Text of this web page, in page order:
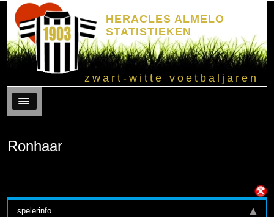
HERACLES ALMELO
STATISTIEKEN
zwart-witte voetbaljaren
Menu
Ronhaar
spelerinfo